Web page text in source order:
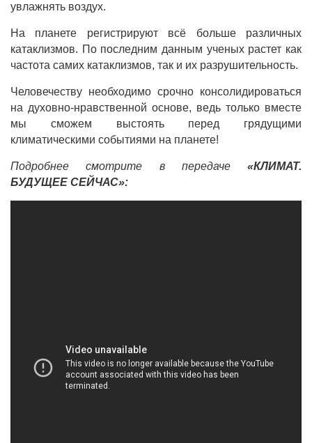
увлажнять воздух.
На планете регистрируют всё больше различных
катаклизмов. По последним данным ученых растет как
частота самих катаклизмов, так и их разрушительность.
Человечеству необходимо срочно консолидироваться
на духовно-нравственной основе, ведь только вместе
мы сможем выстоять перед грядущими
климатическими событиями на планете!
Подробнее смотрите в передаче «КЛИМАТ.
БУДУЩЕЕ СЕЙЧАС»: